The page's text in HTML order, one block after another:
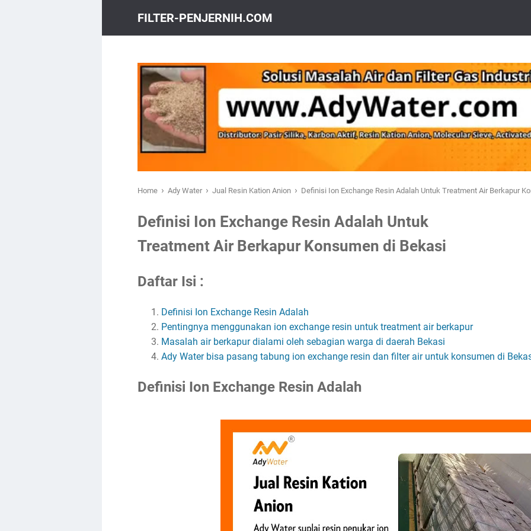
FILTER-PENJERNIH.COM
Home › Ady Water › Jual Resin Kation Anion › Definisi Ion Exchange Resin Adalah Untuk Treatment Air Berkapur
Definisi Ion Exchange Resin Adalah Untuk
Treatment Air Berkapur Konsumen di Bekasi
Daftar Isi :
Definisi Ion Exchange Resin Adalah
Pentingnya menggunakan ion exchange resin untuk treatment air berkapur
Masalah air berkapur dialami oleh sebagian warga di daerah Bekasi
Ady Water bisa pasang tabung ion exchange resin dan filter air untuk konsumen di
Definisi Ion Exchange Resin Adalah